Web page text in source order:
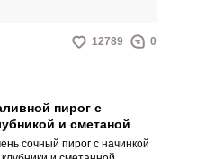
12789 0
пирог с
и сметаной
сочный пирог с начинкой